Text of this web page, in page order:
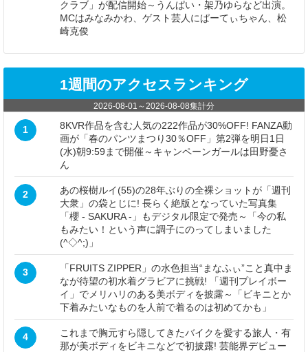
クラブ」が配信開始～うんぱい・架乃ゆらなど出演。
MCはみなみかわ、ゲスト芸人にぱーてぃちゃん、松
崎克俊
1週間のアクセスランキング
2026-08-01 ～ 2026-08-08集計分
1
8KVR作品を含む人気の222作品が30%OFF! FANZA動
画が「春のパンツまつり30％OFF」第2弾を明日1日
(水)朝9:59まで開催～キャンペーンガールは田野憂さ
ん
2
あの桜樹ルイ(55)の28年ぶりの全裸ショットが「週刊
大衆」の袋とじに! 長らく絶版となっていた写真集
「櫻 - SAKURA -」もデジタル限定で発売～「今の私
もみたい！という声に調子にのってしまいました
(^◇^;)」
3
「FRUITS ZIPPER」の水色担当“まなふぃ”こと真中ま
なが待望の初水着グラビアに挑戦! 「週刊プレイボー
イ」でメリハリのある美ボディを披露～「ビキニとか
下着みたいなものを人前で着るのは初めてかも」
4
これまで胸元すら隠してきたバイクを愛する旅人・有
那が美ボディをビキニなどで初披露! 芸能界デビュー